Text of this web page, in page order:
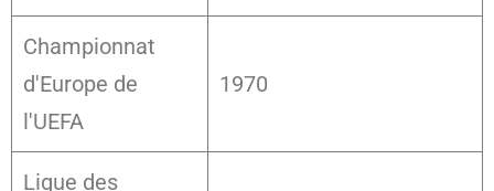
Championnat
d'Europe de
l'UEFA
1970
Ligue des